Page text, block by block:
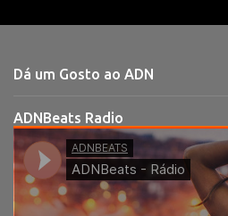
t
r
i
s
Dá um Gosto ao ADN
ADNBeats Radio